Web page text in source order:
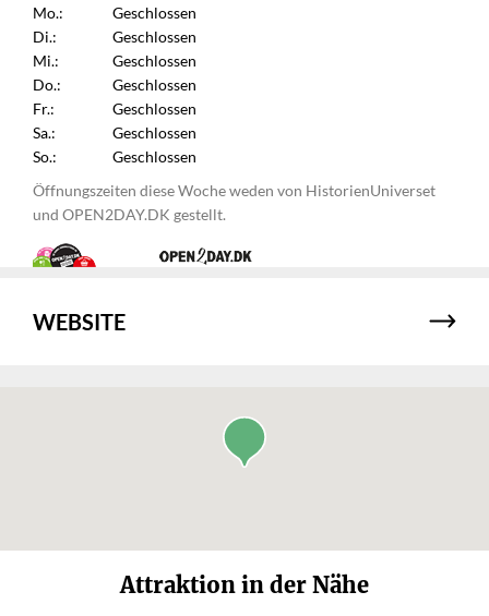
Mo.:
Geschlossen
Di.:
Geschlossen
Mi.:
Geschlossen
Do.:
Geschlossen
Fr.:
Geschlossen
Sa.:
Geschlossen
So.:
Geschlossen
Öffnungszeiten diese Woche weden von HistorienUniverset
und OPEN2DAY.DK gestellt.
WEBSITE
Attraktion in der Nähe